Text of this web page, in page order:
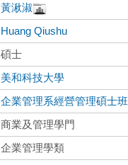
黃湫淑
Huang Qiushu
碩士
美和科技大學
企業管理系經營管理碩士班
商業及管理學門
企業管理學類